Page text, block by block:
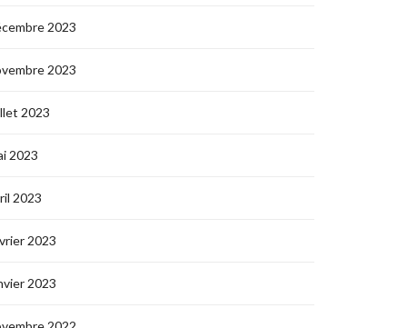
2023
2023
2023
2023
2023
2023
2023